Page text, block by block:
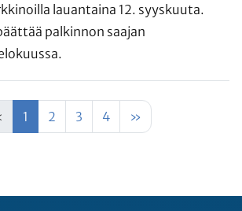
lauantaina 12. syyskuuta.
palkinnon saajan
1 2 3 4 »